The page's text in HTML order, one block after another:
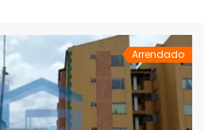
Arrendado